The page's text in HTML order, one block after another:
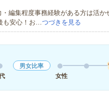
編集程度事務経験がある方は活か
も安心！お…つづきを見る
男女比率
女性